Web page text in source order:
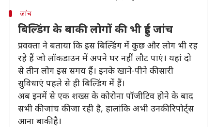
जांच
बिल्डिंग के बाकी लोगों की भी हुई जांच
प्रवक्ता ने बताया कि इस बिल्डिंग में कुछ और लोग भी रह
रहे हैं जो लॉकडाउन में अपने घर नहीं लौट पाएं। यहां दो
से तीन लोग इस समय हैं। इनके खाने-पीने की सारी
सुविधाएं पहले से ही बिल्डिंग में हैं।
अब इनमें से एक शख्स के कोरोना पॉजीटिव होने के बाद
सभी की जांच की जा रही है, हालांकि अभी उनकी रिपोर्ट्स
आना बाकी है।